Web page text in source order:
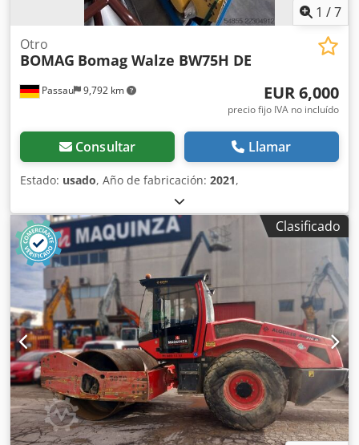
1 /7
Passau 9,792 km
Otro
BOMAG Bomag Walze BW75H DE
EUR 6,000
precio fijo IVA no incluído
Consultar Llamar
Estado: usado, Año de fabricación: 2021,
Clasificado